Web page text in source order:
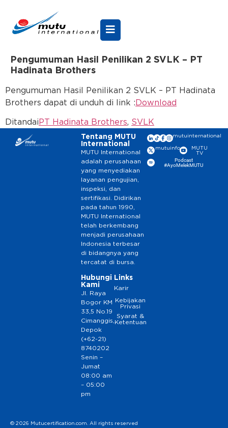
Pengumuman Hasil Penilikan 2 SVLK – PT
Hadinata Brothers
Pengumuman Hasil Penilikan 2 SVLK – PT Hadinata
Brothers dapat di unduh di link : Download
Ditandai PT Hadinata Brothers, SVLK
Tentang MUTU
International
MUTU International
adalah perusahaan
yang menyediakan
layanan pengujian,
inspeksi, dan
sertifikasi. Didirikan
pada tahun 1990,
MUTU International
telah berkembang
menjadi perusahaan
Indonesia terbesar
di bidangnya yang
tercatat di bursa.
Hubungi
Kami
Jl. Raya
Bogor KM
33,5 No.19
Cimanggis,
Depok
(+62-21)
8740202
Senin –
Jumat
08:00 am
– 05:00
pm
Links
Karir
Kebijakan
Privasi
Syarat &
Ketentuan
mutuinternational
mutuinfo
MUTU
TV
Podcast
#AyoMelekMUTU
© 2026 Mutucertification.com. All rights reserved